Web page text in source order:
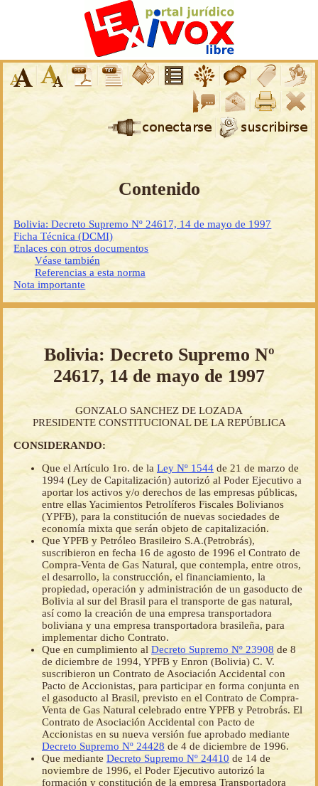
Contenido
Bolivia: Decreto Supremo Nº 24617, 14 de mayo de 1997
Ficha Técnica (DCMI)
Enlaces con otros documentos
Véase también
Referencias a esta norma
Nota importante
Bolivia: Decreto Supremo Nº
24617, 14 de mayo de 1997
GONZALO SANCHEZ DE LOZADA
PRESIDENTE CONSTITUCIONAL DE LA REPÚBLICA
CONSIDERANDO:
Que el Artículo 1ro. de la Ley Nº 1544 de 21 de marzo de
1994 (Ley de Capitalización) autorizó al Poder Ejecutivo a
aportar los activos y/o derechos de las empresas públicas,
entre ellas Yacimientos Petrolíferos Fiscales Bolivianos
(YPFB), para la constitución de nuevas sociedades de
economía mixta que serán objeto de capitalización.
Que YPFB y Petróleo Brasileiro S.A.(Petrobrás),
suscribieron en fecha 16 de agosto de 1996 el Contrato de
Compra-Venta de Gas Natural, que contempla, entre otros,
el desarrollo, la construcción, el financiamiento, la
propiedad, operación y administración de un gasoducto de
Bolivia al sur del Brasil para el transporte de gas natural,
así como la creación de una empresa transportadora
boliviana y una empresa transportadora brasileña, para
implementar dicho Contrato.
Que en cumplimiento al Decreto Supremo Nº 23908 de 8
de diciembre de 1994, YPFB y Enron (Bolivia) C. V.
suscribieron un Contrato de Asociación Accidental con
Pacto de Accionistas, para participar en forma conjunta en
el gasoducto al Brasil, previsto en el Contrato de Compra-
Venta de Gas Natural celebrado entre YPFB y Petrobrás. El
Contrato de Asociación Accidental con Pacto de
Accionistas en su nueva versión fue aprobado mediante
Decreto Supremo Nº 24428 de 4 de diciembre de 1996.
Que mediante Decreto Supremo Nº 24410 de 14 de
noviembre de 1996, el Poder Ejecutivo autorizó la
formación y constitución de la empresa Transportadora